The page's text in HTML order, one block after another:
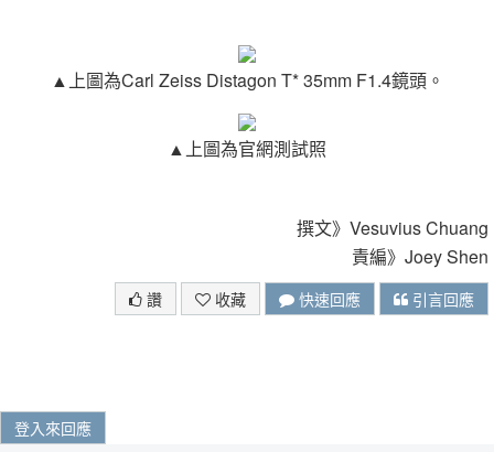
▲上圖為Carl Zeiss Distagon T* 35mm F1.4鏡頭。
▲上圖為官網測試照
撰文》Vesuvius Chuang
責編》Joey Shen
讚 收藏 快速回應 引言回應
登入來回應